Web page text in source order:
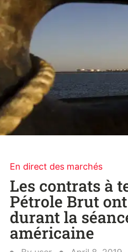
En direct des marchés
Les contrats à
Pétrole Brut
durant la
américaine